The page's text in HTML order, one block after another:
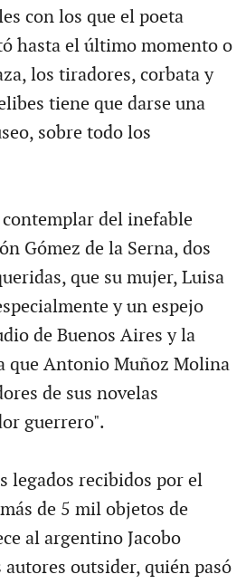
con los que el poeta
hasta el último momento o
los tiradores, corbata y
tiene que darse una
sobre todo los
contemplar del inefable
Gómez de la Serna, dos
que su mujer, Luisa
y un espejo
de Buenos Aires y la
que Antonio Muñoz Molina
de sus novelas
guerrero".
legados recibidos por el
de 5 mil objetos de
al argentino Jacobo
outsider, quién pasó